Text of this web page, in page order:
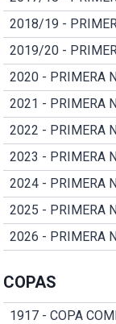
2018/19 -
2019/20 -
2020 - PRIMERA
2021 - PRIMERA
2022 - PRIMERA
2023 - PRIMERA
2024 - PRIMERA
2025 - PRIMERA
2026 - PRIMERA
COPAS
1917 - COPA